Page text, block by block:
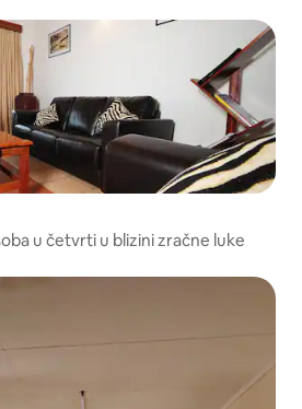
u četvrti u blizini zračne luke